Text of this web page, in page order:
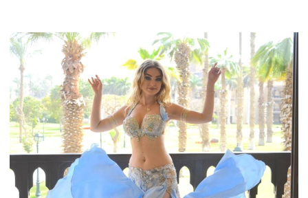
【3/31
オ
ー
プ
ン】
ベ
リ
ー
ン
ス